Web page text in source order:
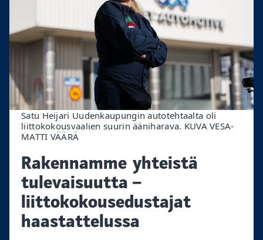
Satu Heijari Uudenkaupungin autotehtaalta oli
liittokokousvaalien suurin ääniharava. KUVA VESA-
MATTI VÄÄRÄ
Rakennamme yhteistä
tulevaisuutta –
liittokokousedustajat
haastattelussa